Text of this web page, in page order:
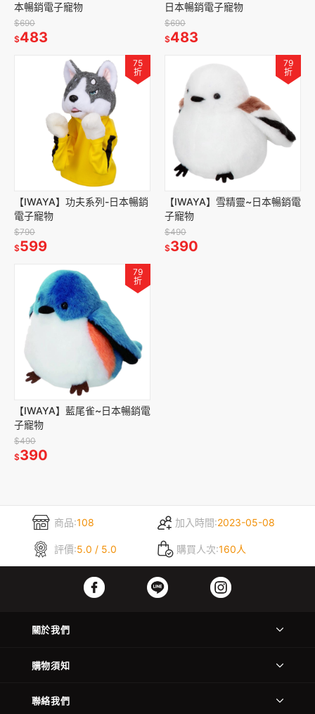
本暢銷電子寵物
$690
$483
日本暢銷電子寵物
$690
$483
75
折
【IWAYA】功夫系列-日本暢銷
電子寵物
$790
$599
79
折
【IWAYA】雪精靈~日本暢銷電
子寵物
$490
$390
79
折
【IWAYA】藍尾雀~日本暢銷電
子寵物
$490
$390
商品:108 加入時間:2023-05-08
評價:5.0 / 5.0 購買人次:160人
關於我們
購物須知
聯絡我們